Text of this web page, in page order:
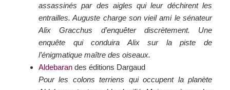
assassinés par des aigles qui leur déchirent les
entrailles. Auguste charge son vieil ami le sénateur
Alix Gracchus d’enquêter discrètement. Une
enquête qui conduira Alix sur la piste de
l’énigmatique maître des oiseaux.
Aldebaran des éditions Dargaud
Pour les colons terriens qui occupent la planète